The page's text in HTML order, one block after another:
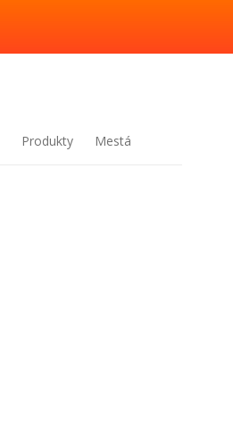
Produkty Mestá